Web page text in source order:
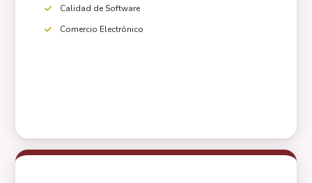
Calidad de Software
Comercio Electrónico